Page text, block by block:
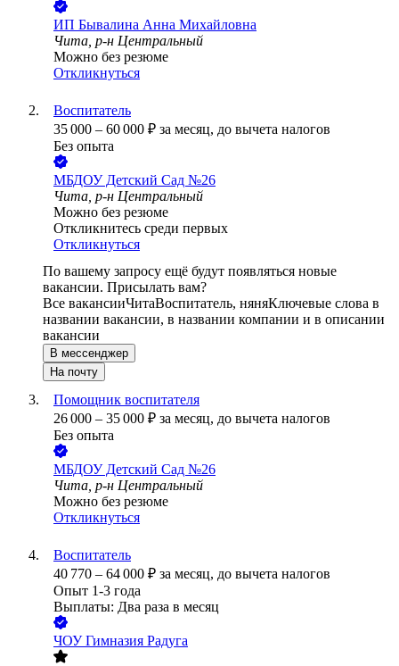
ИП Бывалина Анна Михайловна
Чита, р-н Центральный
Можно без резюме
Откликнуться
Воспитатель
35 000 – 60 000 ₽ за месяц, до вычета налогов
Без опыта
МБДОУ Детский Сад №26
Чита, р-н Центральный
Можно без резюме
Откликнитесь среди первых
Откликнуться
По вашему запросу ещё будут появляться новые
вакансии. Присылать вам?
Все вакансииЧитаВоспитатель, няняКлючевые слова в
названии вакансии, в названии компании и в описании
вакансии
В мессенджер
На почту
Помощник воспитателя
26 000 – 35 000 ₽ за месяц, до вычета налогов
Без опыта
МБДОУ Детский Сад №26
Чита, р-н Центральный
Можно без резюме
Откликнуться
Воспитатель
40 770 – 64 000 ₽ за месяц, до вычета налогов
Опыт 1-3 года
Выплаты: Два раза в месяц
ЧОУ Гимназия Радуга